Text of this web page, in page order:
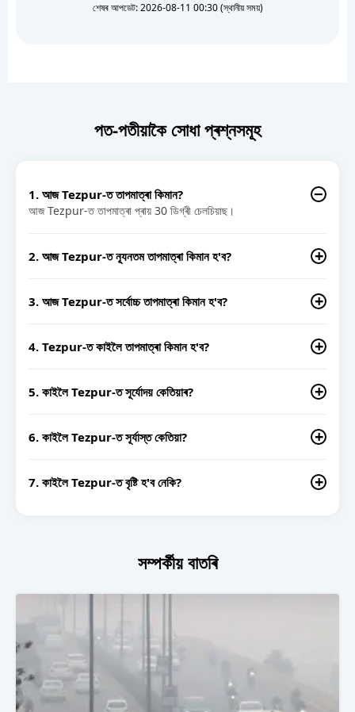
শেষৰ আপডেট: 2026-08-11 00:30 (স্থানীয় সময়)
পত-পতীয়াকৈ সোধা প্ৰশ্নসমূহ
1. আজ Tezpur-ত তাপমাত্ৰা কিমান?
আজ Tezpur-ত তাপমাত্ৰা প্ৰায় 30 ডিগ্ৰী চেলচিয়াছ।
2. আজ Tezpur-ত ন্যূনতম তাপমাত্ৰা কিমান হ'ব?
3. আজ Tezpur-ত সৰ্বোচ্চ তাপমাত্ৰা কিমান হ'ব?
4. Tezpur-ত কাইলৈ তাপমাত্ৰা কিমান হ'ব?
5. কাইলৈ Tezpur-ত সূৰ্যোদয় কেতিয়াৰ?
6. কাইলৈ Tezpur-ত সূৰ্যাস্ত কেতিয়া?
7. কাইলৈ Tezpur-ত বৃষ্টি হ'ব নেকি?
সম্পৰ্কীয় বাতৰি